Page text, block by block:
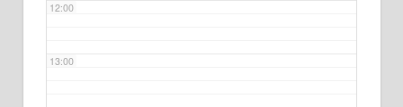
12:00
13:00